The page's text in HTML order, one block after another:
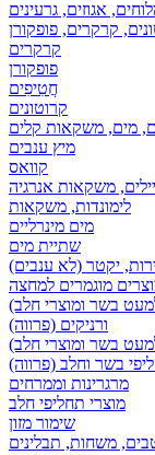
אגוזים, גרעינים
קרקרים, פופקורן
קרקרים
פופקורן
חֲטִיפִים
קרוטונים
מים, משקאות קלים
מיץ ענבים
קוואס
משקאות אנרגיה
לימונדות, משקאות
מים מינרליים
שתיית מים
יקטר (לא ענבים)
מוגמרים למחצה
בשר ומוצרי חלב)
ורניקים (פרווה)
בשר ומוצרי חלב)
בשר וחלב (פרווה)
מרגרינות וממרחים
מוצרי תחליפי חלב
שימור מזון
משחות, תבלינים